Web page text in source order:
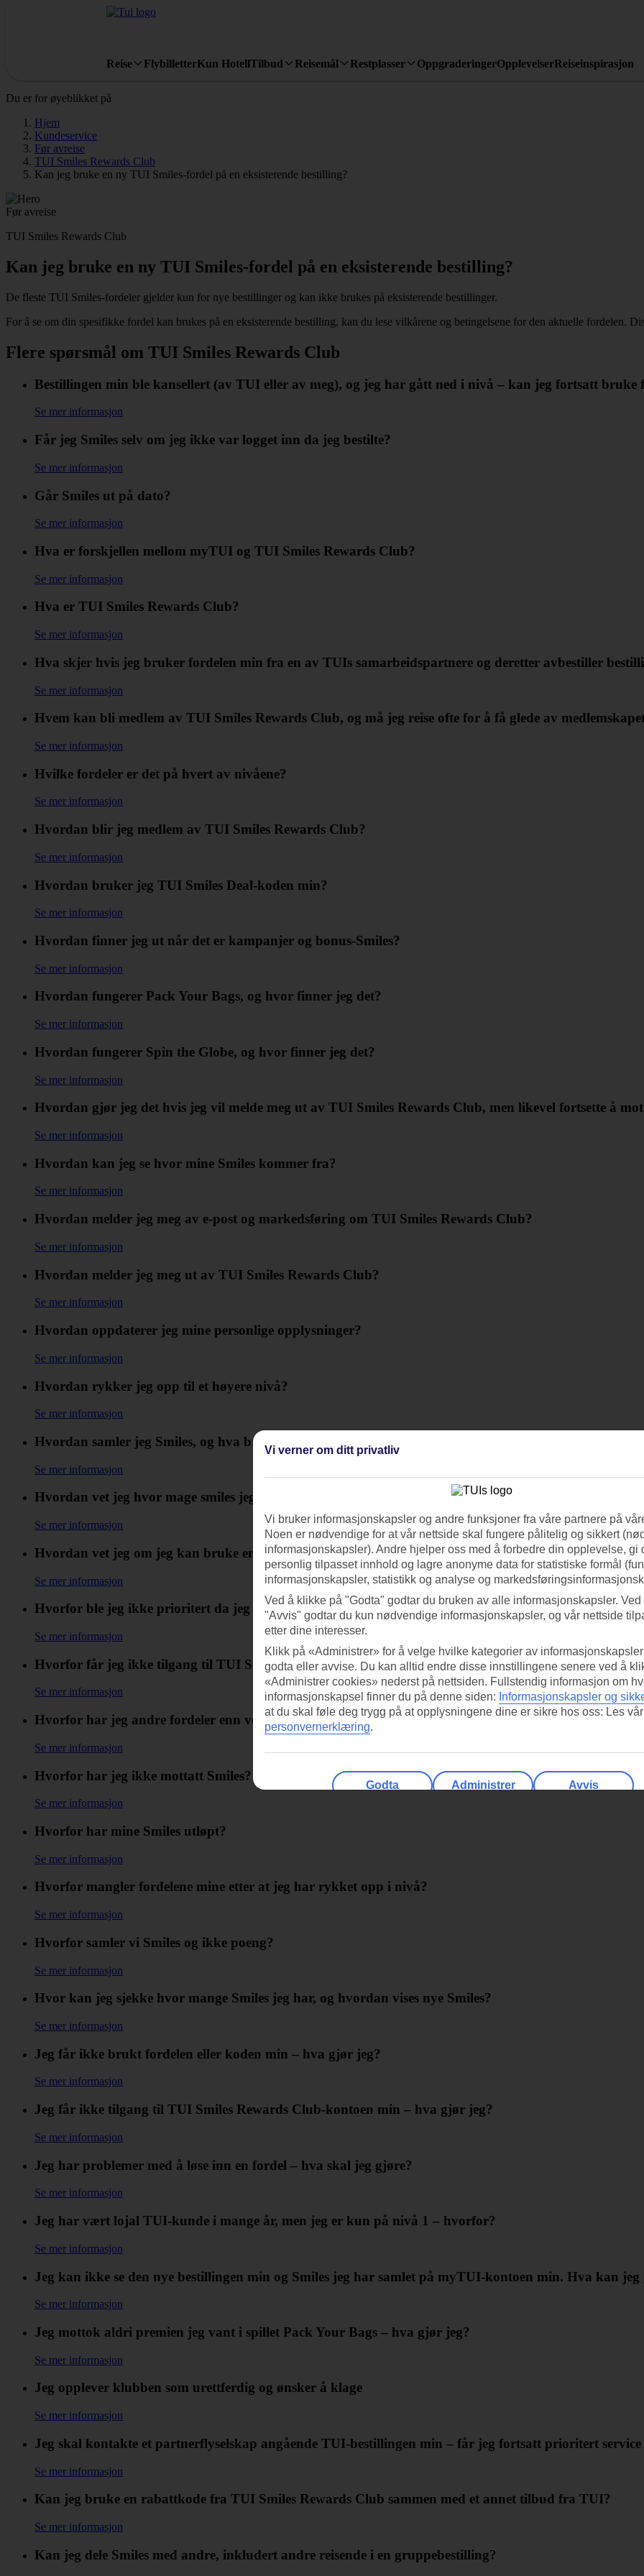
Reise FlybilletterKun HotellTilbud Reisemål Restplasser OppgraderingerOpplevelserReiseinspirasjon
Du er for øyeblikket på
Hjem
Kundeservice
Før avreise
TUI Smiles Rewards Club
Kan jeg bruke en ny TUI Smiles-fordel på en eksisterende bestilling?
Før avreise
TUI Smiles Rewards Club
Kan jeg bruke en ny TUI Smiles-fordel på en eksisterende bestilling?
De fleste TUI Smiles-fordeler gjelder kun for nye bestillinger og kan ikke brukes på eksisterende bestillinger.
For å se om din spesifikke fordel kan brukes på en eksisterende bestilling, kan du lese vilkårene og betingelsene for den aktuelle fordelen.
Flere spørsmål om TUI Smiles Rewards Club
Bestillingen min ble kansellert (av TUI eller av meg), og jeg har gått ned i nivå – kan jeg fortsatt bruke
Se mer informasjon
Får jeg Smiles selv om jeg ikke var logget inn da jeg bestilte?
Se mer informasjon
Går Smiles ut på dato?
Se mer informasjon
Hva er forskjellen mellom myTUI og TUI Smiles Rewards Club?
Se mer informasjon
Hva er TUI Smiles Rewards Club?
Se mer informasjon
Hva skjer hvis jeg bruker fordelen min fra en av TUIs samarbeidspartnere og deretter avbestiller
Se mer informasjon
Hvem kan bli medlem av TUI Smiles Rewards Club, og må jeg reise ofte for å få glede av
Se mer informasjon
Hvilke fordeler er det på hvert av nivåene?
Se mer informasjon
Hvordan blir jeg medlem av TUI Smiles Rewards Club?
Se mer informasjon
Hvordan bruker jeg TUI Smiles Deal-koden min?
Se mer informasjon
Hvordan finner jeg ut når det er kampanjer og bonus-Smiles?
Se mer informasjon
Hvordan fungerer Pack Your Bags, og hvor finner jeg det?
Se mer informasjon
Hvordan fungerer Spin the Globe, og hvor finner jeg det?
Se mer informasjon
Hvordan gjør jeg det hvis jeg vil melde meg ut av TUI Smiles Rewards Club, men likevel fortsette å
Se mer informasjon
Hvordan kan jeg se hvor mine Smiles kommer fra?
Se mer informasjon
Hvordan melder jeg meg av e-post og markedsføring om TUI Smiles Rewards Club?
Se mer informasjon
Hvordan melder jeg meg ut av TUI Smiles Rewards Club?
Se mer informasjon
Hvordan oppdaterer jeg mine personlige opplysninger?
Se mer informasjon
Hvordan rykker jeg opp til et høyere nivå?
Se mer informasjon
Hvordan samler jeg Smiles, og hva brukes de til?
Se mer informasjon
Hvordan vet jeg hvor mage smiles jeg samler?
Se mer informasjon
Hvordan vet jeg om jeg kan bruke en rabattkode fra TUI Smiles Rewards Club?
Se mer informasjon
Hvorfor ble jeg ikke prioritert da jeg kontaktet TUI?
Se mer informasjon
Hvorfor får jeg ikke tilgang til TUI Smiles Rewards Club?
Se mer informasjon
Hvorfor har jeg andre fordeler enn vennen min?
Se mer informasjon
Hvorfor har jeg ikke mottatt Smiles?
Se mer informasjon
Hvorfor har mine Smiles utløpt?
Se mer informasjon
Hvorfor mangler fordelene mine etter at jeg har rykket opp i nivå?
Se mer informasjon
Hvorfor samler vi Smiles og ikke poeng?
Se mer informasjon
Hvor kan jeg sjekke hvor mange Smiles jeg har, og hvordan vises nye Smiles?
Se mer informasjon
Jeg får ikke brukt fordelen eller koden min – hva gjør jeg?
Se mer informasjon
Jeg får ikke tilgang til TUI Smiles Rewards Club-kontoen min – hva gjør jeg?
Se mer informasjon
Jeg har problemer med å løse inn en fordel – hva skal jeg gjøre?
Se mer informasjon
Jeg har vært lojal TUI-kunde i mange år, men jeg er kun på nivå 1 – hvorfor?
Se mer informasjon
Jeg kan ikke se den nye bestillingen min og Smiles jeg har samlet på myTUI-kontoen min. Hva kan jeg
Se mer informasjon
Jeg mottok aldri premien jeg vant i spillet Pack Your Bags – hva gjør jeg?
Se mer informasjon
Jeg opplever klubben som urettferdig og ønsker å klage
Se mer informasjon
Jeg skal kontakte et partnerflyselskap angående TUI-bestillingen min – får jeg fortsatt prioritert
Se mer informasjon
Kan jeg bruke en rabattkode fra TUI Smiles Rewards Club sammen med et annet tilbud fra TUI?
Se mer informasjon
Kan jeg dele Smiles med andre, inkludert andre reisende i en gruppebestilling?
Vi verner om ditt privatliv
Vi bruker informasjonskapsler og andre funksjoner fra våre partnere på
Noen er nødvendige for at vår nettside skal fungere pålitelig og sikkert
informasjonskapsler). Andre hjelper oss med å forbedre din opplevelse, gi
personlig tilpasset innhold og lagre anonyme data for statistiske formål
informasjonskapsler, statistikk og analyse og
Ved å klikke på "Godta" godtar du bruken av alle informasjonskapsler.
"Avvis" godtar du kun nødvendige informasjonskapsler, og vår nettside
etter dine interesser.
Klikk på «Administrer» for å velge hvilke kategorier av informasjonskapsler
godta eller avvise. Du kan alltid endre disse innstillingene senere ved å
«Administrer cookies» nederst på nettsiden. Fullstendig informasjon om
informasjonskapsel finner du på denne siden: Informasjonskapsler og
at du skal føle deg trygg på at opplysningene dine er sikre hos oss: Les vår
personvernerklæring.
Godta Administrer Avvis